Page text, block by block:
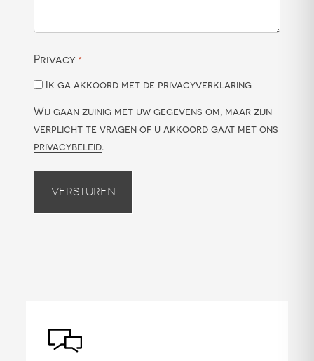
Privacy *
Ik ga akkoord met de privacyverklaring
Wij gaan zuinig met uw gegevens om, maar zijn
verplicht te vragen of u akkoord gaat met ons
privacybeleid.
Versturen